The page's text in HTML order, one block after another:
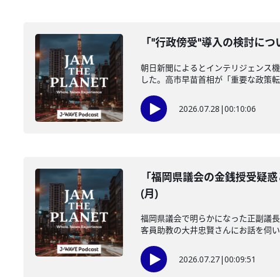
「"行政傍受"導入の検討に
朝日新聞によるとインテリジェンス
した。高市早苗首相が「重要な政策
2026.07.28 |00:10:06
「福岡県議会の金銭授受疑
(月)
福岡県議会で明らかになった正副議
客員助教の大井忠賢さんにお話を伺
2026.07.27|00:09:51